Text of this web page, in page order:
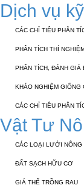
Dịch vụ
CÁC CHỈ TIÊU PHÂN
PHÂN TÍCH THÍ
PHÂN TÍCH, ĐÁNH GIÁ
KHẢO NGHIỆM GIỐNG
CÁC CHỈ TIÊU PHÂN
Vật Tư
CÁC LOẠI LƯỚI NÔNG
ĐẤT SẠCH HỮU CƠ
GIÁ THỂ TRỒNG RAU